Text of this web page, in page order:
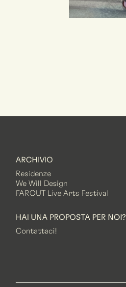
ARCHIVIO
Residenze
We Will Design
FAROUT Live Arts Festival
HAI UNA PROPOSTA PER NOI?
Contattaci!